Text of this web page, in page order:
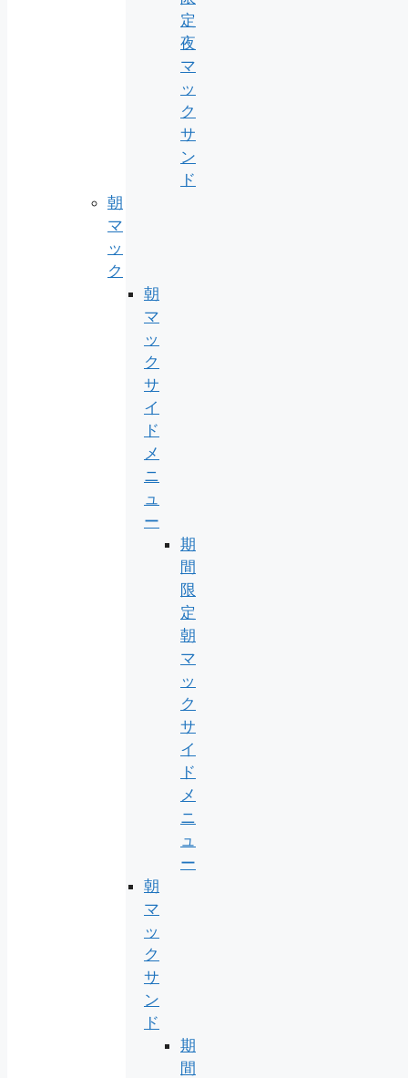
定
夜
マ
ッ
ク
サ
ン
ド
朝
マ
ッ
ク
朝
マ
ッ
ク
サ
イ
ド
メ
ニ
ュ
ー
期
間
限
定
朝
マ
ッ
ク
サ
イ
ド
メ
ニ
ュ
ー
朝
マ
ッ
ク
サ
ン
ド
期
間